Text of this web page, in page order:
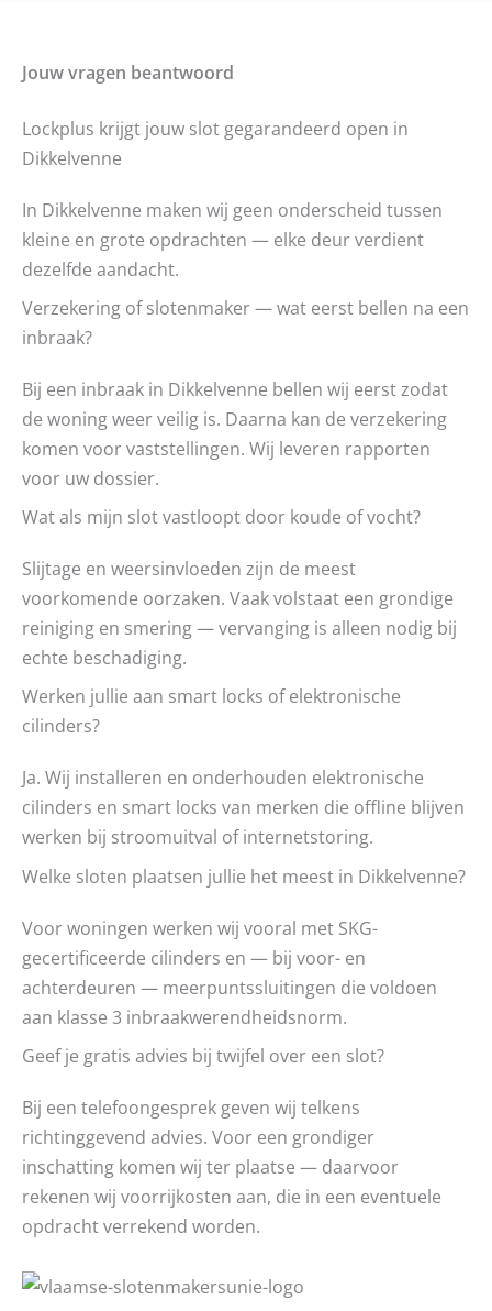
Jouw vragen beantwoord
Lockplus krijgt jouw slot gegarandeerd open in
Dikkelvenne
In Dikkelvenne maken wij geen onderscheid tussen
kleine en grote opdrachten — elke deur verdient
dezelfde aandacht.
Verzekering of slotenmaker — wat eerst bellen na een
inbraak?
Bij een inbraak in Dikkelvenne bellen wij eerst zodat
de woning weer veilig is. Daarna kan de verzekering
komen voor vaststellingen. Wij leveren rapporten
voor uw dossier.
Wat als mijn slot vastloopt door koude of vocht?
Slijtage en weersinvloeden zijn de meest
voorkomende oorzaken. Vaak volstaat een grondige
reiniging en smering — vervanging is alleen nodig bij
echte beschadiging.
Werken jullie aan smart locks of elektronische
cilinders?
Ja. Wij installeren en onderhouden elektronische
cilinders en smart locks van merken die offline blijven
werken bij stroomuitval of internetstoring.
Welke sloten plaatsen jullie het meest in Dikkelvenne?
Voor woningen werken wij vooral met SKG-
gecertificeerde cilinders en — bij voor- en
achterdeuren — meerpuntssluitingen die voldoen
aan klasse 3 inbraakwerendheidsnorm.
Geef je gratis advies bij twijfel over een slot?
Bij een telefoongesprek geven wij telkens
richtinggevend advies. Voor een grondiger
inschatting komen wij ter plaatse — daarvoor
rekenen wij voorrijkosten aan, die in een eventuele
opdracht verrekend worden.